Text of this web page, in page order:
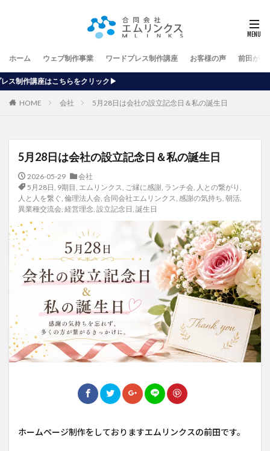
ホーム ウェブ制作事業 ワードプレス制作講座 お客様の声 前田が行
ック▶
HOME 会社 5月28日は会社の設立記念日＆私の誕生日
5月28日は会社の設立記念日＆私の誕生日
2026-05-29
会社
5月28日, 9期目, エムリンクス, ご縁に感謝, ランチ会, 人との繋がり ,
人と人を繋ぐ, 倫理法人会, 合同会社エムリンクス, 感謝の気持ち, 朝活,
異業種交流会, 経営理念, 設立記念日, 誕生日
ホームページ制作をしておりますエムリンクスの前田です。